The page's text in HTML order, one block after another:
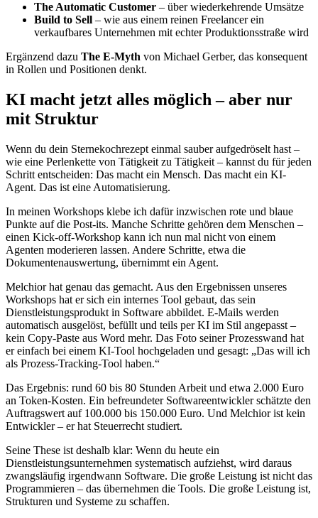
The Automatic Customer – über wiederkehrende Umsätze
Build to Sell – wie aus einem reinen Freelancer ein
verkaufbares Unternehmen mit echter Produktionsstraße wird
Ergänzend dazu The E-Myth von Michael Gerber, das konsequent
in Rollen und Positionen denkt.
KI macht jetzt alles möglich – aber nur
mit Struktur
Wenn du dein Sternekochrezept einmal sauber aufgedröselt hast –
wie eine Perlenkette von Tätigkeit zu Tätigkeit – kannst du für jeden
Schritt entscheiden: Das macht ein Mensch. Das macht ein KI-
Agent. Das ist eine Automatisierung.
In meinen Workshops klebe ich dafür inzwischen rote und blaue
Punkte auf die Post-its. Manche Schritte gehören dem Menschen –
einen Kick-off-Workshop kann ich nun mal nicht von einem
Agenten moderieren lassen. Andere Schritte, etwa die
Dokumentenauswertung, übernimmt ein Agent.
Melchior hat genau das gemacht. Aus den Ergebnissen unseres
Workshops hat er sich ein internes Tool gebaut, das sein
Dienstleistungsprodukt in Software abbildet. E-Mails werden
automatisch ausgelöst, befüllt und teils per KI im Stil angepasst –
kein Copy-Paste aus Word mehr. Das Foto seiner Prozesswand hat
er einfach bei einem KI-Tool hochgeladen und gesagt: „Das will ich
als Prozess-Tracking-Tool haben.“
Das Ergebnis: rund 60 bis 80 Stunden Arbeit und etwa 2.000 Euro
an Token-Kosten. Ein befreundeter Softwareentwickler schätzte den
Auftragswert auf 100.000 bis 150.000 Euro. Und Melchior ist kein
Entwickler – er hat Steuerrecht studiert.
Seine These ist deshalb klar: Wenn du heute ein
Dienstleistungsunternehmen systematisch aufziehst, wird daraus
zwangsläufig irgendwann Software. Die große Leistung ist nicht das
Programmieren – das übernehmen die Tools. Die große Leistung ist,
Strukturen und Systeme zu schaffen.